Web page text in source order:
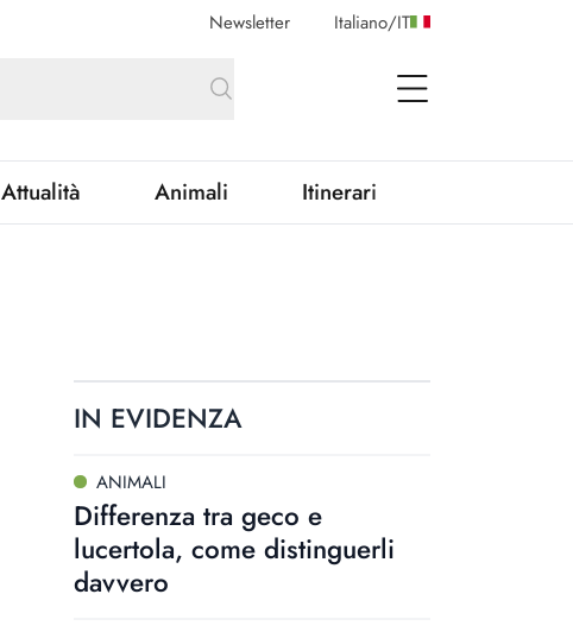
Newsletter Italiano/IT
open Menu
Attualità Animali Itinerari
IN EVIDENZA
ANIMALI
Differenza tra geco e
lucertola, come distinguerli
davvero